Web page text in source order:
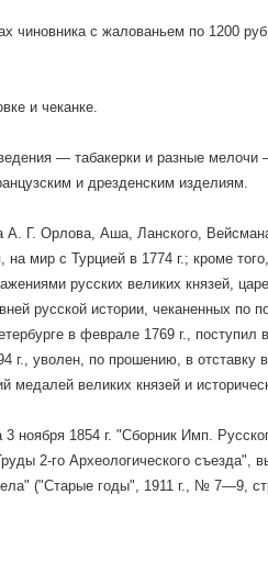
чиновника с жалованьем по 1200
и чеканке.
— табакерки и разные мелочи
и дрезденским изделиям.
А. Г. Орлова, Аша, Ланского,
на мир с Турцией в 1774 г.; кроме
русских великих князей,
русской истории, чеканенных по
в феврале 1769 г.,
г., уволен, по прошению, в отставку
медалей великих князей и
3 ноября 1854 г. "Сборник Имп.
2-го Археологического
("Старые годы", 1911 г., № 7—9,